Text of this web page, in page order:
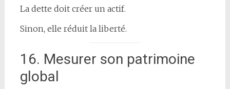
La dette doit créer un actif.
Sinon, elle réduit la liberté.
16. Mesurer son patrimoine
global